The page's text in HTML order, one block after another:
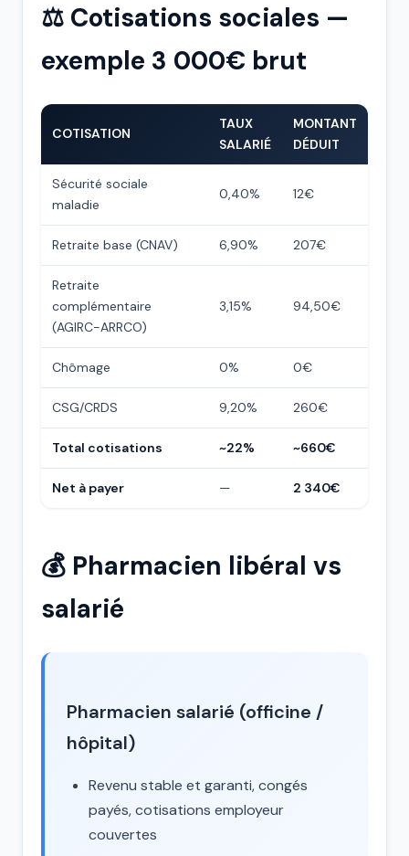
⚖️ Cotisations sociales —
exemple 3 000€ brut
COTISATION
TAUX
SALARIÉ
MONTANT
DÉDUIT
Sécurité sociale
maladie
0,40% 12€
Retraite base (CNAV) 6,90% 207€
Retraite
complémentaire
(AGIRC-ARRCO)
3,15% 94,50€
Chômage 0% 0€
CSG/CRDS 9,20% 260€
Total cotisations ~22% ~660€
Net à payer — 2 340€
💰 Pharmacien libéral vs
salarié
Pharmacien salarié (officine /
hôpital)
Revenu stable et garanti, congés
payés, cotisations employeur
couvertes